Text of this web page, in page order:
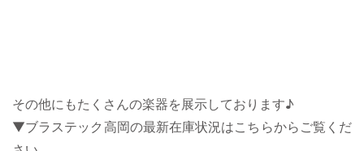
その他にもたくさんの楽器を展示しております♪
▼ブラステック高岡の最新在庫状況はこちらからご覧くだ